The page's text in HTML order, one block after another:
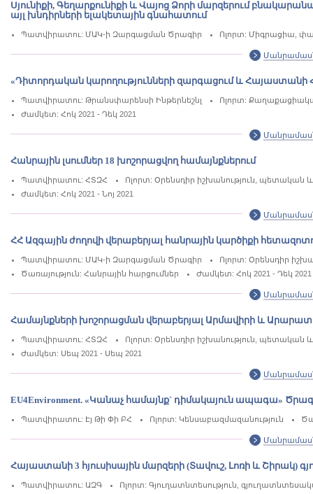
Սյունիքի, Գեղարքունիքի և Վայոց Ձորի մարզերում
այլ խնդիրների ելակետային գնահատում
Պատվիրատու: ՄԱԿ-ի Զարգացման Ծրագիր Ոլորտ: Միգրացիա,
«Դիտորդական կարողությունների զարգացում և Հայաստանի
Պատվիրատու: Թրանսփարենսի Ինթերնեշնլ
Ոլորտ:
Ժամկետ: Հոկ 2021 - Դեկ 2021
Հանրային լսումներ 18 խոշորացվող համայնքներում
Պատվիրատու: ՀՏԶՀ
Ոլորտ: Օրենսդիր իշխանություն,
Ժամկետ: Հոկ 2021 - Նոյ 2021
ՀՀ Ազգային ժողովի վերաբերյալ հանրային կարծիքի
Պատվիրատու: ՄԱԿ-ի Զարգացման Ծրագիր
Ոլորտ: Օրենսդիր
Ծառայություն: Հանրային հարցումներ
Ժամկետ: Հոկ 2021 - Դեկ 2021
Համայնքների խոշորացման վերաբերյալ Արմավիրի և
Պատվիրատու: ՀՏԶՀ
Ոլորտ: Օրենսդիր իշխանություն,
Ժամկետ: Սեպ 2021 - Սեպ 2021
EU4Environment. «Կանաչ համայնք` դիմակայուն ապագա»
Պատվիրատու: Էյ Թի Փի ԲՀ Ոլորտ: Կենսաբազմազանություն
Հայաստանի 3 հյուսիսային մարզերի (Տավուշ, Լոռի և
Պատվիրատու: ԱԶԳ
Ոլորտ: Գյուղատնտեսություն,